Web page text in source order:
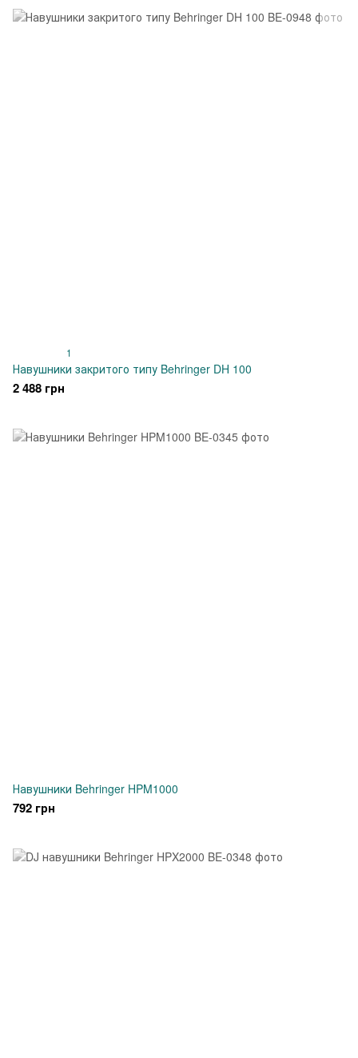
1
Навушники закритого типу Behringer DH 100
2 488 грн
Навушники Behringer HPM1000
792 грн